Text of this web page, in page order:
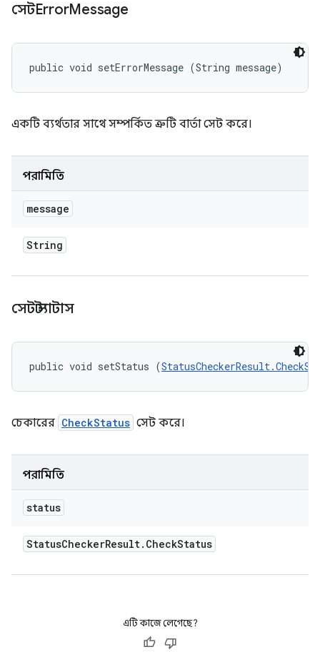
সেটErrorMessage
public void setErrorMessage (String message)
একটি ব্যর্থতার সাথে সম্পর্কিত ত্রুটি বার্তা সেট করে।
পরামিতি
message
String
সেট স্ট্যাটাস
public void setStatus (
চেকারের CheckStatus সেট করে।
পরামিতি
status
StatusCheckerResult. CheckStatus
এটি কাজে লেগেছে?